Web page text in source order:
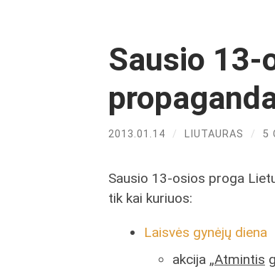
Sausio 13-
2013.01.14 / LIUTAURAS / 5
Sausio 13-osios proga
tik kai kuriuos:
Laisvės gynėjų diena
akcija „Atmintis